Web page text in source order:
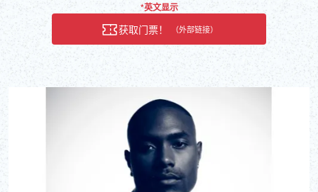
*英文显示
获取门票！ （外部链接）